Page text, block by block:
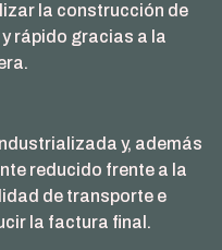
la construcción de
rápido gracias a la
y, además
reducido frente a la
de transporte e
la factura final.